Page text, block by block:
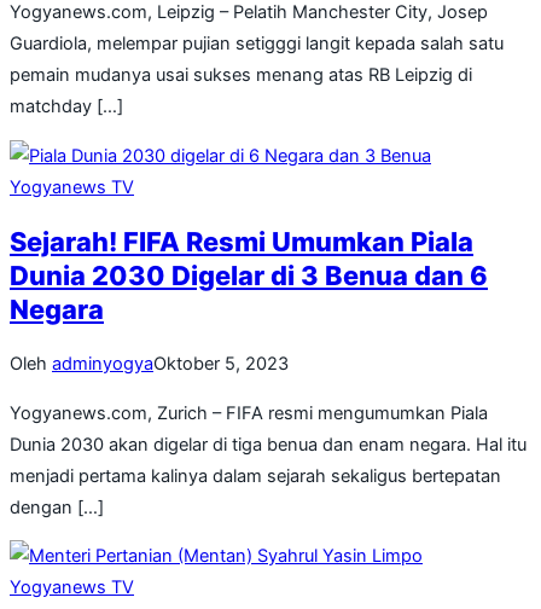
Yogyanews.com, Leipzig – Pelatih Manchester City, Josep
Guardiola, melempar pujian setigggi langit kepada salah satu
pemain mudanya usai sukses menang atas RB Leipzig di
matchday […]
Yogyanews TV
Sejarah! FIFA Resmi Umumkan Piala
Dunia 2030 Digelar di 3 Benua dan 6
Negara
Oleh adminyogyaOktober 5, 2023
Yogyanews.com, Zurich – FIFA resmi mengumumkan Piala
Dunia 2030 akan digelar di tiga benua dan enam negara. Hal itu
menjadi pertama kalinya dalam sejarah sekaligus bertepatan
dengan […]
Yogyanews TV